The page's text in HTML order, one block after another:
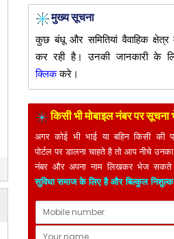
मुख्य सूचना
कुछ बंधू और समितियां वैवाहिक
कर रही है। उनकी जानकारी के
क्लिककरे।
किसी भी मोबाइल नंबर पर
अगर कोई भी भाई या बहिन किसी की
पोर्टल पर डालना चाहते है तो आप नीचे उनका
नंबर और अपना नाम लिखकर भेज
सुविधा समाज के लिए है और बिल्कुल